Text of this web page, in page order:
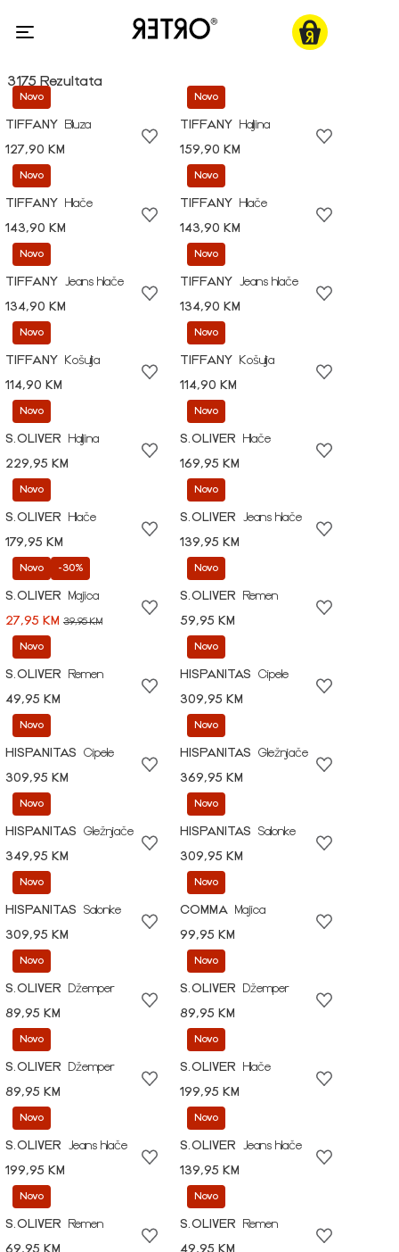
3175 Rezultata
Novo
TIFFANY
Bluza
127,90 KM
Novo
TIFFANY
Haljina
159,90 KM
Novo
TIFFANY
Hlače
143,90 KM
Novo
TIFFANY
Hlače
143,90 KM
Novo
TIFFANY
Jeans hlače
134,90 KM
Novo
TIFFANY
Jeans hlače
134,90 KM
Novo
TIFFANY
Košulja
114,90 KM
Novo
TIFFANY
Košulja
114,90 KM
Novo
S.OLIVER
Haljina
229,95 KM
Novo
S.OLIVER
Hlače
169,95 KM
Novo
S.OLIVER
Hlače
179,95 KM
Novo
S.OLIVER
Jeans hlače
139,95 KM
Novo -30%
S.OLIVER
Majica
27,95 KM 39,95 KM
Novo
S.OLIVER
Remen
59,95 KM
Novo
S.OLIVER
Remen
49,95 KM
Novo
HISPANITAS
Cipele
309,95 KM
Novo
HISPANITAS
Cipele
309,95 KM
Novo
HISPANITAS
Gležnjače
369,95 KM
Novo
HISPANITAS
Gležnjače
349,95 KM
Novo
HISPANITAS
Salonke
309,95 KM
Novo
HISPANITAS
Salonke
309,95 KM
Novo
COMMA
Majica
99,95 KM
Novo
S.OLIVER
Džemper
89,95 KM
Novo
S.OLIVER
Džemper
89,95 KM
Novo
S.OLIVER
Džemper
89,95 KM
Novo
S.OLIVER
Hlače
199,95 KM
Novo
S.OLIVER
Jeans hlače
199,95 KM
Novo
S.OLIVER
Jeans hlače
139,95 KM
Novo
S.OLIVER
Remen
69,95 KM
Novo
S.OLIVER
Remen
49,95 KM